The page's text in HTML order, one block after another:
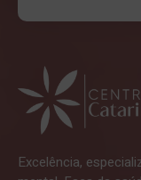
Excelência,